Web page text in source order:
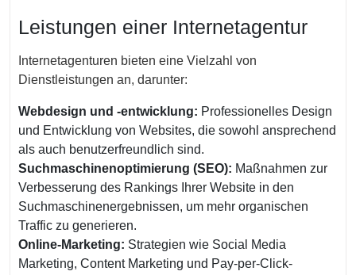
Leistungen einer Internetagentur
Internetagenturen bieten eine Vielzahl von
Dienstleistungen an, darunter:
Webdesign und -entwicklung: Professionelles Design
und Entwicklung von Websites, die sowohl ansprechend
als auch benutzerfreundlich sind.
Suchmaschinenoptimierung (SEO): Maßnahmen zur
Verbesserung des Rankings Ihrer Website in den
Suchmaschinenergebnissen, um mehr organischen
Traffic zu generieren.
Online-Marketing: Strategien wie Social Media
Marketing, Content Marketing und Pay-per-Click-